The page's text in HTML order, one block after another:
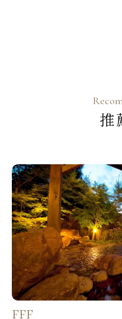
外站JOIN的貴
承保範圍為與「
團體進出點、時
Join)
旅行社承保『責
保『旅行平安險
1.責任保險：旅
社所安排或接
『意外』事故，
害因而導致殘廢
由保險公司負責
空間略小）
報名3人同房時
或沙發床為主）
飯店房型恕無法
房間一定要在隔
（晴日旅遊會告
並盡力安排，但
團體機位的座位
準。
機票開立後無
「豬」、「生魚
類」、「蛋奶」
知服務專員，我
可食用蔥、薑、
使用柴魚或大骨
受入境隨俗的日
者，晴日很樂意
不接受，請諒解
★日本食之特性
食特色，生冷會
※貴賓個別特別
擇甚鉅，造成餐
１日止尚未履行
戳』。
2.護照末頁應蓋
戳記，以備機場
國軍人員需蓋有
1.出國前需由國
准。
2.在護照上加
月 日之前同
之章戳』。
推
FFF